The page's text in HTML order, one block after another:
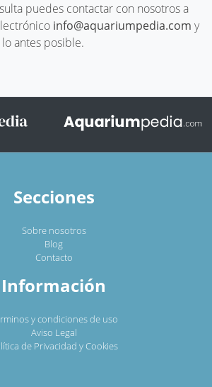
puedes contactar con nosotros a
info@aquariumpedia.com y
antes posible.
Secciones
Sobre nosotros
Blog
Contacto
Información
y condiciones de uso
Aviso Legal
de Privacidad y Cookies